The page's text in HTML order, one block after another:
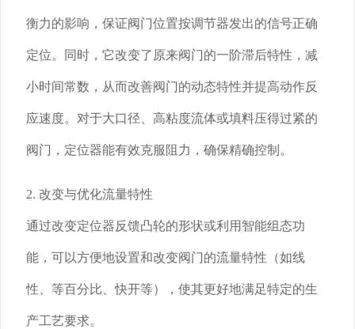
衡力的影响，保证阀门位置按调节器发出的信号正确
定位。同时，它改变了原来阀门的一阶滞后特性，减
小时间常数，从而改善阀门的动态特性并提高动作反
应速度。对于大口径、高粘度流体或填料压得过紧的
阀门，定位器能有效克服阻力，确保精确控制。
2. 改变与优化流量特性
通过改变定位器反馈凸轮的形状或利用智能组态功
能，可以方便地设置和改变阀门的流量特性（如线
性、等百分比、快开等），使其更好地满足特定的生
产工艺要求。